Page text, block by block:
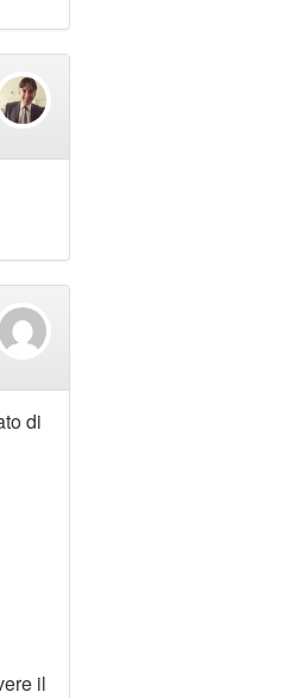
di
il